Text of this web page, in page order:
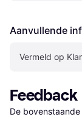
Aanvullende
Vermeld op
Feedback
De